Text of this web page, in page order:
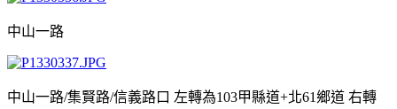
中山一路
中山一路/集賢路/信義路口 左轉為103甲縣道+北61鄉道 右轉